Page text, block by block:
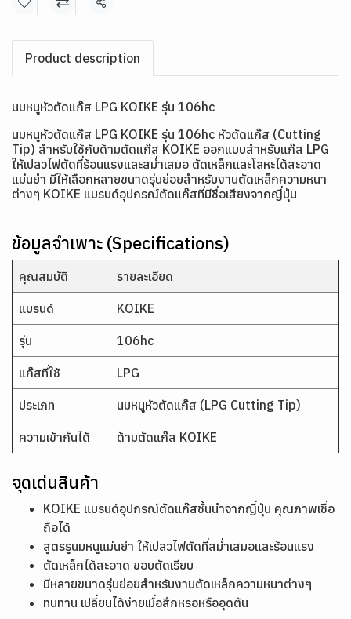
แชร์
Product description
นมหนูหัวตัดแก๊ส LPG KOIKE รุ่น 106hc
นมหนูหัวตัดแก๊ส LPG KOIKE รุ่น 106hc หัวตัดแก๊ส (Cutting
Tip) สำหรับใช้กับด้ามตัดแก๊ส KOIKE ออกแบบสำหรับแก๊ส LPG
ให้เปลวไฟตัดที่ร้อนแรงและสม่ำเสมอ ตัดเหล็กและโลหะได้สะอาด
แม่นยำ มีให้เลือกหลายขนาดรุ่นย่อยสำหรับงานตัดเหล็กความหนา
ต่างๆ KOIKE แบรนด์อุปกรณ์ตัดแก๊สที่มีชื่อเสียงจากญี่ปุ่น
ข้อมูลจำเพาะ (Specifications)
คุณสมบัติ รายละเอียด
แบรนด์ KOIKE
รุ่น 106hc
แก๊สที่ใช้ LPG
ประเภท นมหนูหัวตัดแก๊ส (LPG Cutting Tip)
ความเข้ากันได้ ด้ามตัดแก๊ส KOIKE
จุดเด่นสินค้า
KOIKE แบรนด์อุปกรณ์ตัดแก๊สชั้นนำจากญี่ปุ่น คุณภาพเชื่อ
ถือได้
สูตรรูนมหนูแม่นยำ ให้เปลวไฟตัดที่สม่ำเสมอและร้อนแรง
ตัดเหล็กได้สะอาด ขอบตัดเรียบ
มีหลายขนาดรุ่นย่อยสำหรับงานตัดเหล็กความหนาต่างๆ
ทนทาน เปลี่ยนได้ง่ายเมื่อสึกหรอหรืออุดตัน